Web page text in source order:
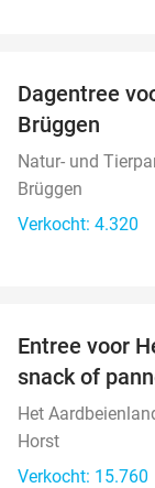
Dagentree
Brüggen
Natur- und
Brüggen
Verkocht: 4.320
Entree voor
snack of
Het
Horst
Verkocht: 15.760